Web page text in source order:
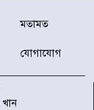
পাসপোর্ট
চক্রের ১৩ জন
মতামত
যোগাযোগ